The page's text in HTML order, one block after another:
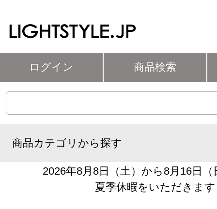
ログイン 商品検索
商品カテゴリから探す
2026年8月8日（土）から8月16日
夏季休暇をいただきます